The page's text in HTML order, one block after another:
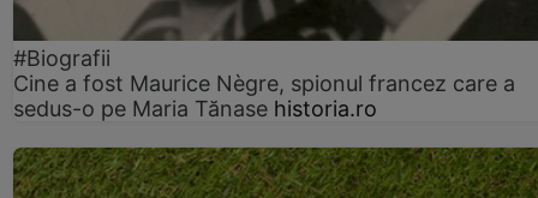
#Biografii
Cine a fost Maurice Nègre, spionul francez care a
sedus-o pe Maria Tănase historia.ro